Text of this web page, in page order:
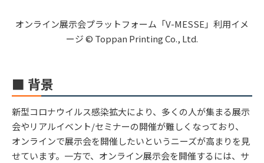
オンライン展示会プラットフォーム「V-MESSE」利用イメ
ージ © Toppan Printing Co., Ltd.
■ 背景
新型コロナウイルス感染拡大により、多くの人が集まる展示
会やリアルイベント/セミナーの開催が難しくなっており、
オンラインで展示会を開催したいというニーズが高まりを見
せています。一方で、オンライン展示会を開催するには、サ